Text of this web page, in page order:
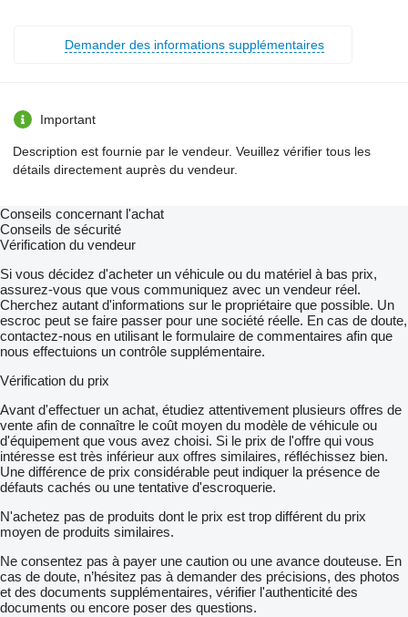
Demander des informations supplémentaires
Important
Description est fournie par le vendeur. Veuillez vérifier tous les
détails directement auprès du vendeur.
Conseils concernant l'achat
Conseils de sécurité
Vérification du vendeur
Si vous décidez d'acheter un véhicule ou du matériel à bas prix,
assurez-vous que vous communiquez avec un vendeur réel.
Cherchez autant d'informations sur le propriétaire que possible. Un
escroc peut se faire passer pour une société réelle. En cas de doute,
contactez-nous en utilisant le formulaire de commentaires afin que
nous effectuions un contrôle supplémentaire.
Vérification du prix
Avant d'effectuer un achat, étudiez attentivement plusieurs offres de
vente afin de connaître le coût moyen du modèle de véhicule ou
d'équipement que vous avez choisi. Si le prix de l'offre qui vous
intéresse est très inférieur aux offres similaires, réfléchissez bien.
Une différence de prix considérable peut indiquer la présence de
défauts cachés ou une tentative d'escroquerie.
N'achetez pas de produits dont le prix est trop différent du prix
moyen de produits similaires.
Ne consentez pas à payer une caution ou une avance douteuse. En
cas de doute, n’hésitez pas à demander des précisions, des photos
et des documents supplémentaires, vérifier l'authenticité des
documents ou encore poser des questions.